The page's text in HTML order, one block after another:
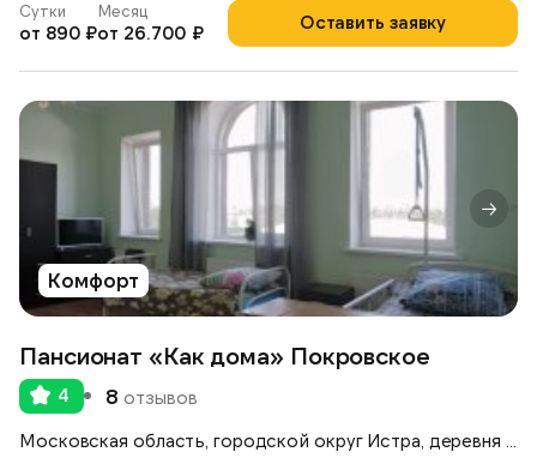
Оставить заявку
Сутки
от 890 ₽
Месяц
от 26.700 ₽
Комфорт
Пансионат «Как дома» Покровское
4 8 отзывов